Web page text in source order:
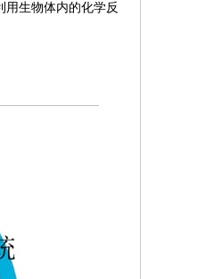
用生物体内的化学反